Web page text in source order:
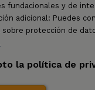
fundacionales y de
adicional: Puedes
sobre protección de
la política de